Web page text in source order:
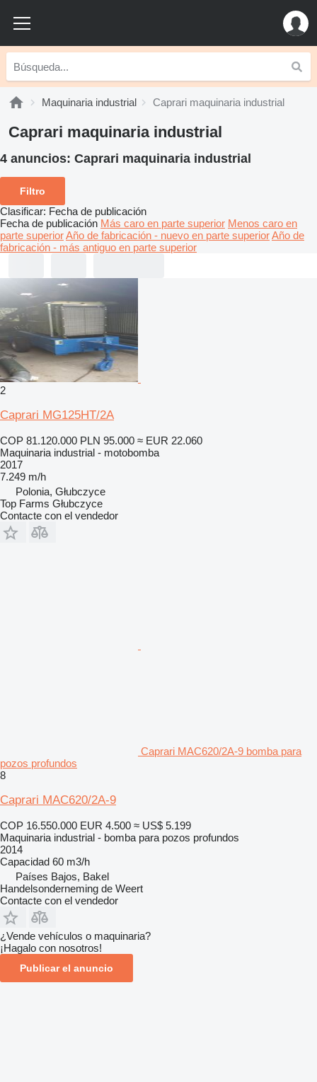
Maquinaria industrial Caprari maquinaria industrial
Caprari maquinaria industrial
4 anuncios: Caprari maquinaria industrial
Filtro
Clasificar: Fecha de publicación
Fecha de publicación Más caro en parte superior Menos caro en
parte superiorAño de fabricación - nuevo en parte superiorAño de
fabricación - más antiguo en parte superior
2
Caprari MG125HT/2A
COP 81.120.000 PLN 95.000 ≈ EUR 22.060
Maquinaria industrial - motobomba
2017
7.249 m/h
Polonia, Głubczyce
Top Farms Głubczyce
Contacte con el vendedor
Caprari MAC620/2A-9 bomba para
pozos profundos
8
Caprari MAC620/2A-9
COP 16.550.000 EUR 4.500 ≈ US$ 5.199
Maquinaria industrial - bomba para pozos profundos
2014
Capacidad 60 m3/h
Países Bajos, Bakel
Handelsonderneming de Weert
Contacte con el vendedor
¿Vende vehículos o maquinaria?
¡Hagalo con nosotros!
Publicar el anuncio